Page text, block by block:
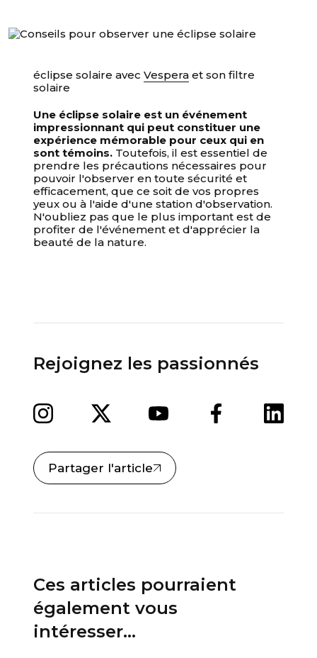
éclipse solaire avecVespera et sonfiltre
solaire
Une éclipse solaire est un événement
impressionnant qui peut constituer une
expérience mémorable pour ceux qui en
sont témoins. Toutefois, il est essentiel de
prendre les précautions nécessaires pour
pouvoir l'observer en toute sécurité et
efficacement, que ce soit de vos propres
yeux ou à l'aide d'une station d'observation.
N'oubliez pas que le plus important est de
profiter de l'événement et d'apprécier la
beauté de la nature.
Rejoignez les passionnés
Partager l'article
Ces articles pourraient
également vous
intéresser...